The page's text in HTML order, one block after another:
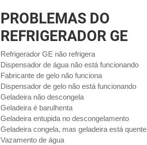
PROBLEMAS DO
REFRIGERADOR GE
Refrigerador GE não refrigera
Dispensador de água não está funcionando
Fabricante de gelo não funciona
Dispensador de gelo não está funcionando
Geladeira não descongela
Geladeira é barulhenta
Geladeira entupida no descongelamento
Geladeira congela, mas geladeira está quente
Vazamento de água